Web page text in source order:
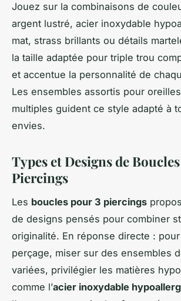
Jouez sur la combinaisons de
argent lustré, acier inoxydable
mat, strass brillants ou détails
la taille adaptée pour triple trou
et accentue la personnalité de
Les ensembles assortis pour
multiples guident ce style adapté à
envies.
Types et Designs de
Piercings
Les boucles pour 3 piercings
de designs pensés pour combiner
originalité. En réponse directe :
perçage, miser sur des ensembles
variées, privilégier les matières
comme l’acier inoxydable